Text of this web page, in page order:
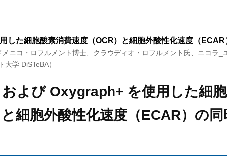
した細胞酸素消費速度（OCR）と細胞外酸性化速度（ECAR
ニコ・ロフルメント博士、クラウディオ・ロフルメント氏、ニコラ_
大学 DiSTeBA）
よび Oxygraph+ を使用した細
細胞外酸性化速度（ECAR）の同